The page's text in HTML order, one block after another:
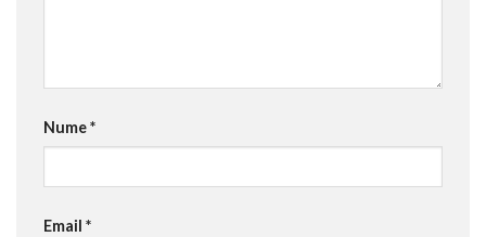
Nume*
Email *